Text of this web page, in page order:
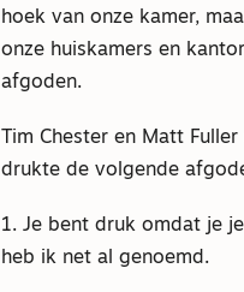
hoek van onze kamer,
onze huiskamers en
afgoden.
Tim Chester en Matt
drukte de volgende
1. Je bent druk omdat je
heb ik net al genoemd.